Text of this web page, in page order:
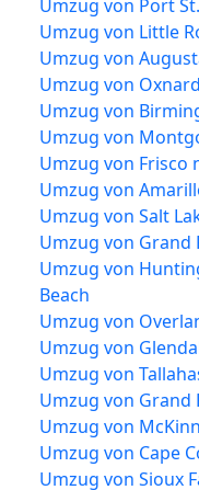
Umzug von Port
Umzug von Little
Umzug von
Umzug von
Umzug von
Umzug von
Umzug von Frisco
Umzug von
Umzug von Salt
Umzug von Grand
Umzug von
Beach
Umzug von
Umzug von
Umzug von
Umzug von Grand
Umzug von
Umzug von Cape
Umzug von Sioux